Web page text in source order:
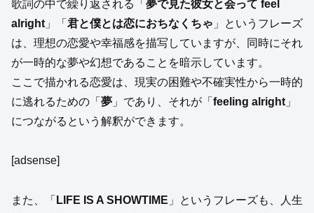
歌詞の中で繰り返される「 夢で見た彼女と会って feel
alright 」「 君と僕とは恋におちなくちゃ 」というフレーズ
は、理想の恋愛や幸福感を描写していますが、同時にそれ
が一時的な夢や幻想であることを暗示しています。
ここで描かれる恋愛は、現実の困難や不確実性から一時的
に逃れるための「 夢 」であり、それが「 feeling alright 」
につながるという解釈ができます。
[adsense]
また、「 LIFE IS A SHOWTIME 」というフレーズも、人生